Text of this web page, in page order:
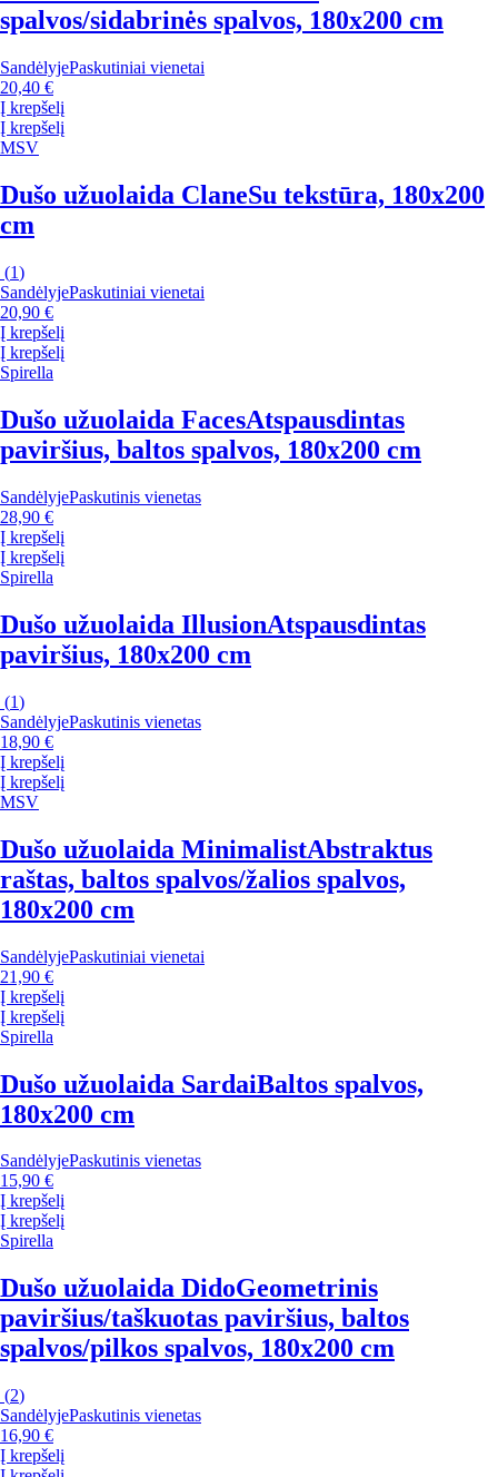
spalvos/sidabrinės spalvos, 180x200 cm
SandėlyjePaskutiniai vienetai
20,40 €
Į krepšelį
Į krepšelį
MSV
Dušo užuolaida ClaneSu tekstūra, 180x200
cm
(1)
SandėlyjePaskutiniai vienetai
20,90 €
Į krepšelį
Į krepšelį
Spirella
Dušo užuolaida FacesAtspausdintas
paviršius, baltos spalvos, 180x200 cm
SandėlyjePaskutinis vienetas
28,90 €
Į krepšelį
Į krepšelį
Spirella
Dušo užuolaida IllusionAtspausdintas
paviršius, 180x200 cm
(1)
SandėlyjePaskutinis vienetas
18,90 €
Į krepšelį
Į krepšelį
MSV
Dušo užuolaida MinimalistAbstraktus
raštas, baltos spalvos/žalios spalvos,
180x200 cm
SandėlyjePaskutiniai vienetai
21,90 €
Į krepšelį
Į krepšelį
Spirella
Dušo užuolaida SardaiBaltos spalvos,
180x200 cm
SandėlyjePaskutinis vienetas
15,90 €
Į krepšelį
Į krepšelį
Spirella
Dušo užuolaida DidoGeometrinis
paviršius/taškuotas paviršius, baltos
spalvos/pilkos spalvos, 180x200 cm
(2)
SandėlyjePaskutinis vienetas
16,90 €
Į krepšelį